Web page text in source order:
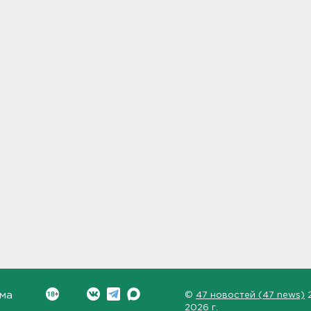
© 47 новостей (47 news)
2026 г.